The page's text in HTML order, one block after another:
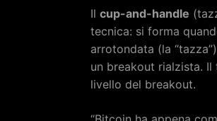
Il cup-and-handle
tecnica: si forma
arrotondata (la
un breakout rialzista.
livello del breakout.